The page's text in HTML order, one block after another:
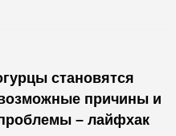
становятся
причины и
– лайфхак